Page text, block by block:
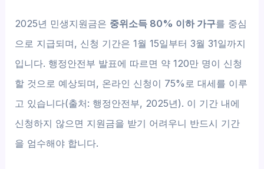
2025년 민생지원금은 중위소득 80% 이하 가구를 중심
으로 지급되며, 신청 기간은 1월 15일부터 3월 31일까지
입니다. 행정안전부 발표에 따르면 약 120만 명이 신청
할 것으로 예상되며, 온라인 신청이 75%로 대세를 이루
고 있습니다(출처: 행정안전부, 2025년). 이 기간 내에
신청하지 않으면 지원금을 받기 어려우니 반드시 기간
을 엄수해야 합니다.